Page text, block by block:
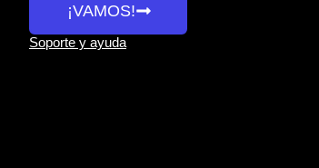
¡VAMOS!
Soporte y ayuda